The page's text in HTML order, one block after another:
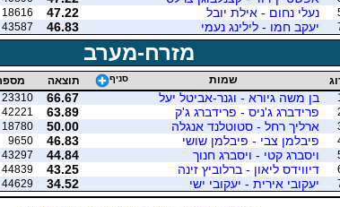
נעלי נחום - אילת יובל 47.22
18616
יעקב חמו - לילינג נעמי 46.83
43587
מזרח-מערב
שמות סניף תוצאה
1
בן משה גיורא - וגנר-אביטל יעל 66.67
23310
פרידברג ג'ניס - פרידברג ג'ק 63.89
42221
ארליך רחל - סטוטלנד אנגלה 50.00
18780
פיבלמן צבי - פיבלמן שושי 46.83
9650
ויסברג קטי - ויסברג חנוך 44.84
43297
דיווידס ליאון - ברלוביץ זינה 43.25
44839
יעקובי אירית - יעקובי ישי 34.52
44629